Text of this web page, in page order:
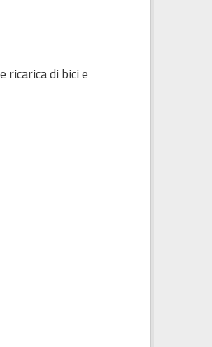
ricarica di bici e